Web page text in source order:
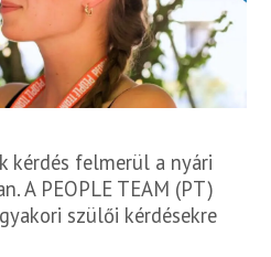
kérdés felmerül a nyári
A PEOPLE TEAM (PT)
szülői kérdésekre